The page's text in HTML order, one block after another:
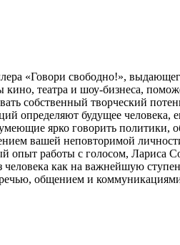
«Говори свободно!»,
театра и шоу-бизнеса,
собственный творческий
определяют будущее человека,
ярко говорить
вашей неповторимой
работы с голосом, Лариса
как на важнейшую
речью, общением и